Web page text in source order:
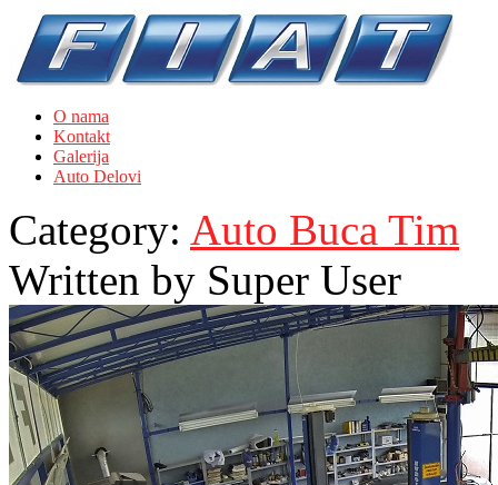
O nama
Kontakt
Galerija
Auto Delovi
Category: Auto Buca Tim
Written by Super User